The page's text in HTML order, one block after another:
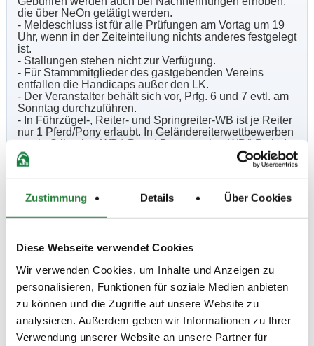
Zustimmung Details Über Cookies
Diese Webseite verwendet Cookies
Wir verwenden Cookies, um Inhalte und Anzeigen zu
personalisieren, Funktionen für soziale Medien anbieten
zu können und die Zugriffe auf unsere Website zu
analysieren. Außerdem geben wir Informationen zu Ihrer
Verwendung unserer Website an unsere Partner für
die über NeOn getätigt werden.
- Meldeschluss ist für alle Prüfungen am Vortag um 19
Uhr, wenn in der Zeiteinteilung nichts anderes festgelegt
ist.
- Stallungen stehen nicht zur Verfügung.
- Für Stammmitglieder des gastgebenden Vereins
entfallen die Handicaps außer den LK.
- Der Veranstalter behält sich vor, Prfg. 6 und 7 evtl. am
Sonntag durchzuführen.
- In Führzügel-, Reiter- und Springreiter-WB ist je Reiter
nur 1 Pferd/Pony erlaubt. In Geländereiterwettbewerben
sowie Stilspring-WB/LP und Dressurreiter-WB/LP sind
je Reiter 2 Pferde erlaubt. In allen anderen WB/LP sind
je Reiter 3 Pferde/Ponys zugelassen, sofern die
Ausschreibung keine Einschränkung vorsieht.
- Auf dem gesamten Gelände sind die Hunde an der
Leine zu führen. Bei Nichtbeachtung haftet der
Hundebesitzer für sämtliche Schäden, z.B. auch
Pferden oder Zuschauern, für Diebstahl sowie
Die Teilnahme, der Besuch oder die Benutzung der
Einrichtungen geschieht auf eigene Gefahr. Alle
Besitzer und Teilnehmer sind persönlich haftbar für
Schäden gegenüber Dritten, die durch sie selbst, ihre
Angestellten, ihre Beauftragten oder ihre Pferde
verursacht werden.